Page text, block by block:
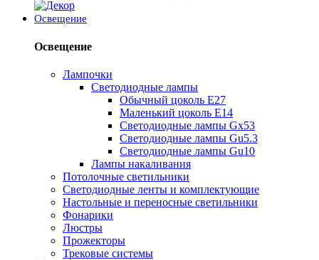
Освещение
Освещение
Лампочки
Светодиодные лампы
Обычный цоколь Е27
Маленький цоколь Е14
Светодиодные лампы Gx53
Светодиодные лампы Gu5.3
Светодиодные лампы Gu10
Лампы накаливания
Потолочные светильники
Светодиодные ленты и комплектующие
Настольные и переносные светильники
Фонарики
Люстры
Прожекторы
Трековые системы